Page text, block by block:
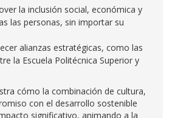
la inclusión social, económica y
las personas, sin importar su
alianzas estratégicas, como las
la Escuela Politécnica Superior y
cómo la combinación de cultura,
con el desarrollo sostenible
significativo, animando a la